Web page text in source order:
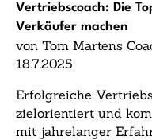
Vertriebscoach: Die
Verkäufer machen
von Tom Martens
18.7.2025
Erfolgreiche
zielorientiert und
mit jahrelanger